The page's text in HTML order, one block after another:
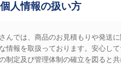
人情報の扱い方
んでは、商品のお見積もりや発送
情報を取扱っております。安心し
制定及び管理体制の確立を図ると